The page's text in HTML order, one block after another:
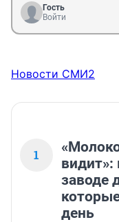
Гость
Войти
Новости СМИ2
1
заводе
день